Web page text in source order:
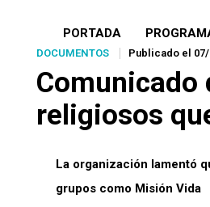
PORTADA
DOCUMENTOS Publicado el
Comunicado
religiosos
La organización lamentó
grupos como Misión Vida